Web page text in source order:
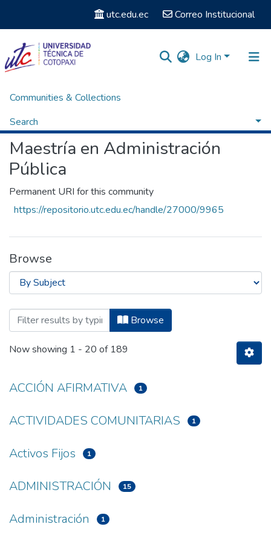
utc.edu.ec Correo Institucional
Log In
Communities & Collections
Search
Home Posgrados
Maestría en Administración
Pública
Permanent URI for this community
https://repositorio.utc.edu.ec/handle/27000/9965
Browse
Browsing Maestría en Administración
Browse
Now showing 1 - 20 of 189
ACCIÓN AFIRMATIVA 1
ACTIVIDADES COMUNITARIAS 1
Activos Fijos 1
ADMINISTRACIÓN 15
Administración 1